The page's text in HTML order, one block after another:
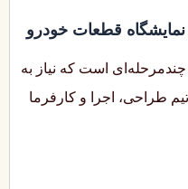
قطعات خودرو
است که نیاز به
طراحی، اجرا و کارفرما